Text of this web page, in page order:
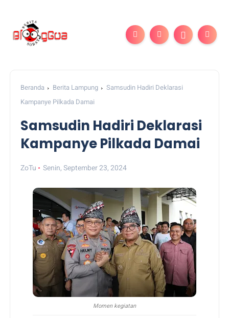
Beranda Berita Lampung
Samsudin Hadiri Deklarasi
Kampanye Pilkada Damai
Samsudin Hadiri Deklarasi
Kampanye Pilkada Damai
ZoTu Senin, September 23, 2024
Momen kegiatan